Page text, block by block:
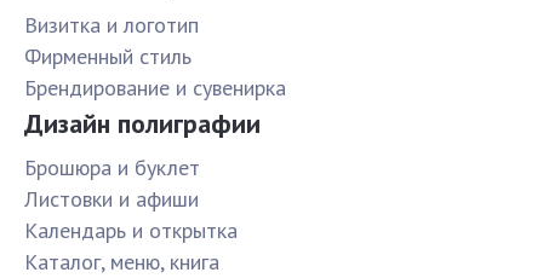
Визитка и логотип
Фирменный стиль
Брендирование и сувенирка
Дизайн полиграфии
Брошюра и буклет
Листовки и афиши
Календарь и открытка
Каталог, меню, книга